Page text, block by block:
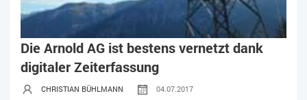
Die Arnold AG ist bestens vernetzt dank
digitaler Zeiterfassung
CHRISTIAN BÜHLMANN 04.07.2017